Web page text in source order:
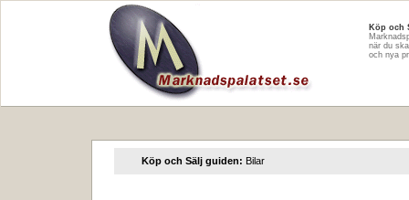
Köp och
när du
och nya
Köp och Sälj guiden: Bilar